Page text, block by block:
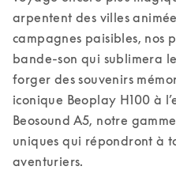
arpentent des villes
campagnes paisibles, nos
bande-son qui sublimera
forger des souvenirs
iconique Beoplay H100 à
Beosound A5, notre
uniques qui répondront à
aventuriers.